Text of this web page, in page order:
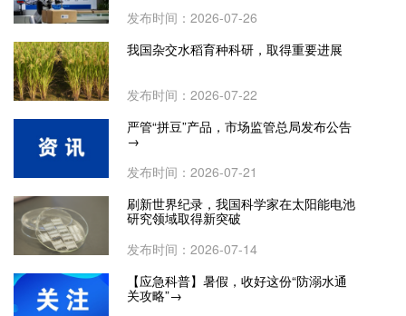
发布时间：2026-07-26
我国杂交水稻育种科研，取得重要进展
发布时间：2026-07-22
严管“拼豆”产品，市场监管总局发布公告
→
发布时间：2026-07-21
刷新世界纪录，我国科学家在太阳能电池
研究领域取得新突破
发布时间：2026-07-14
【应急科普】暑假，收好这份“防溺水通
关攻略”→